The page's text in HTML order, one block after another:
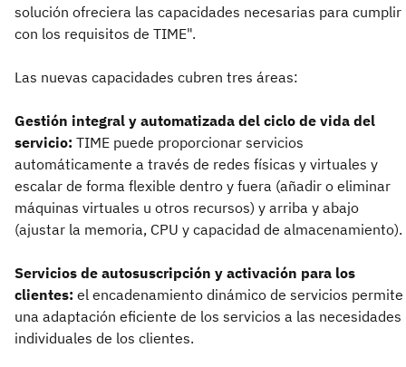
solución ofreciera las capacidades necesarias para cumplir
con los requisitos de TIME".
Las nuevas capacidades cubren tres áreas:
Gestión integral y automatizada del ciclo de vida del
servicio: TIME puede proporcionar servicios
automáticamente a través de redes físicas y virtuales y
escalar de forma flexible dentro y fuera (añadir o eliminar
máquinas virtuales u otros recursos) y arriba y abajo
(ajustar la memoria, CPU y capacidad de almacenamiento).
Servicios de autosuscripción y activación para los
clientes: el encadenamiento dinámico de servicios permite
una adaptación eficiente de los servicios a las necesidades
individuales de los clientes.